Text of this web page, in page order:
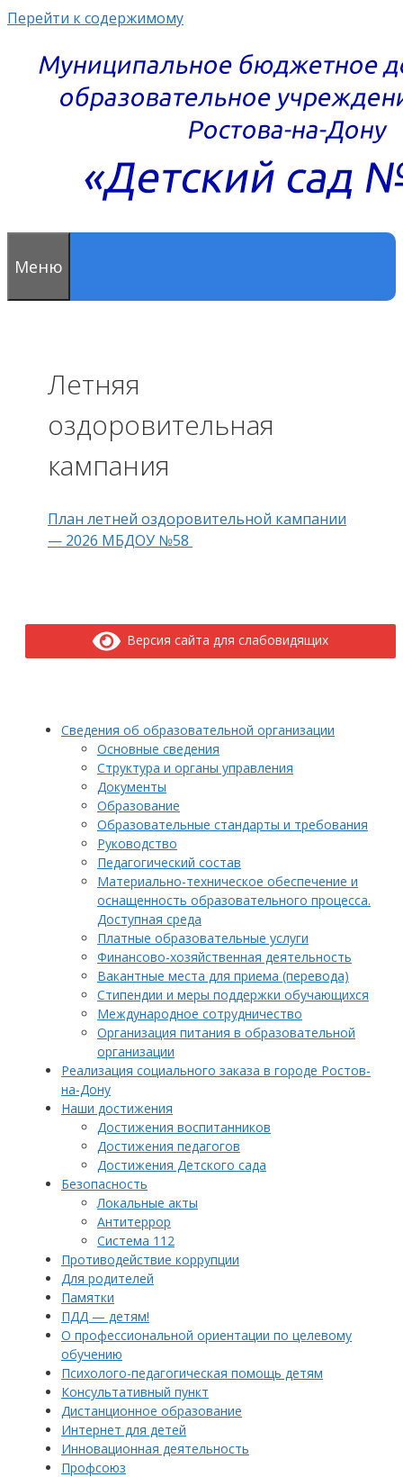
Перейти к содержимому
Меню
Летняя
оздоровительная
кампания
План летней оздоровительной кампании
— 2026 МБДОУ №58
Версия сайта для слабовидящих
Сведения об образовательной организации
Основные сведения
Структура и органы управления
Документы
Образование
Образовательные стандарты и требования
Руководство
Педагогический состав
Материально-техническое обеспечение и
оснащенность образовательного процесса.
Доступная среда
Платные образовательные услуги
Финансово-хозяйственная деятельность
Вакантные места для приема (перевода)
Стипендии и меры поддержки обучающихся
Международное сотрудничество
Организация питания в образовательной
организации
Реализация социального заказа в городе Ростов-
на-Дону
Наши достижения
Достижения воспитанников
Достижения педагогов
Достижения Детского сада
Безопасность
Локальные акты
Антитеррор
Система 112
Противодействие коррупции
Для родителей
Памятки
ПДД — детям!
О профессиональной ориентации по целевому
обучению
Психолого-педагогическая помощь детям
Консультативный пункт
Дистанционное образование
Интернет для детей
Инновационная деятельность
Профсоюз